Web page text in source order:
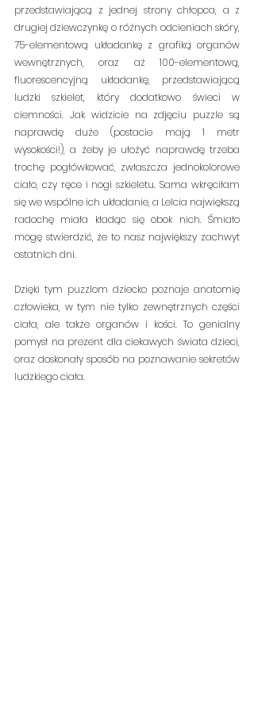
przedstawiającą z jednej strony chłopca, a z
drugiej dziewczynkę o różnych odcieniach skóry,
75-elementową układankę z grafiką organów
wewnętrznych, oraz aż 100-elementową,
fluorescencyjną układankę, przedstawiającą
ludzki szkielet, który dodatkowo świeci w
ciemności. Jak widzicie na zdjęciu puzzle są
naprawdę duże (postacie mają 1 metr
wysokości!), a żeby je ułożyć naprawdę trzeba
trochę pogłówkować, zwłaszcza jednokolorowe
ciało, czy ręce i nogi szkieletu. Sama wkręciłam
się we wspólne ich układanie, a Lelcia największą
radochę miała kładąc się obok nich. Śmiało
mogę stwierdzić, że to nasz największy zachwyt
ostatnich dni.
Dzięki tym puzzlom dziecko poznaje anatomię
człowieka, w tym nie tylko zewnętrznych części
ciała, ale także organów i kości. To genialny
pomysł na prezent dla ciekawych świata dzieci,
oraz doskonały sposób na poznawanie sekretów
ludzkiego ciała.